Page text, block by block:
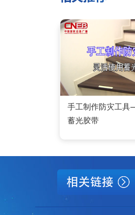
手工制作防灾工
蓄光胶带